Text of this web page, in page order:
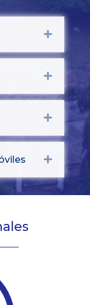
Expand
Expand
Expand
Expand